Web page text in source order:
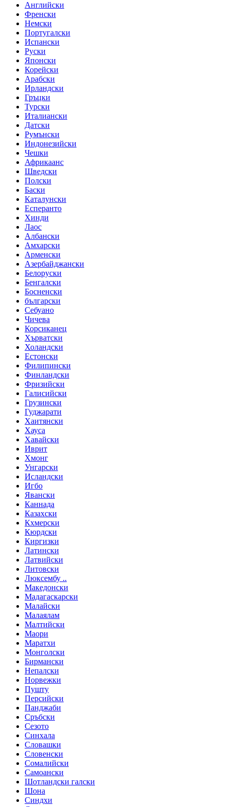
Английски
Френски
Немски
Португалски
Испански
Руски
Японски
Корейски
Арабски
Ирландски
Гръцки
Турски
Италиански
Датски
Румънски
Индонезийски
Чешки
Африкаанс
Шведски
Полски
Баски
Каталунски
Есперанто
Хинди
Лаос
Албански
Амхарски
Арменски
Азербайджански
Белоруски
Бенгалски
Босненски
български
Себуано
Чичева
Корсиканец
Хърватски
Холандски
Естонски
Филипински
Финландски
Фризийски
Галисийски
Грузински
Гуджарати
Хаитянски
Хауса
Хавайски
Иврит
Хмонг
Унгарски
Исландски
Игбо
Явански
Каннада
Казахски
Кхмерски
Кюрдски
Киргизки
Латински
Латвийски
Литовски
Люксембу ..
Македонски
Мадагаскарски
Малайски
Малаялам
Малтийски
Маори
Маратхи
Монголски
Бирмански
Непалски
Норвежки
Пушту
Персийски
Панджаби
Сръбски
Сезото
Синхала
Словашки
Словенски
Сомалийски
Самоански
Шотландски галски
Шона
Синдхи